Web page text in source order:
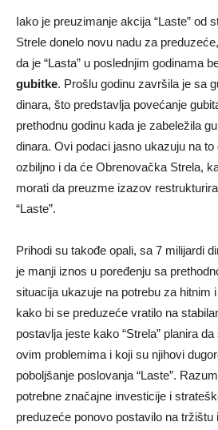
Iako je preuzimanje akcija “Laste” od
Strele donelo novu nadu za
da je “Lasta” u poslednjim godinama
gubitke. Prošlu godinu završila je sa
dinara, što predstavlja povećanje
prethodnu godinu kada je zabeležila
dinara. Ovi podaci jasno ukazuju na
ozbiljno i da će Obrenovačka Strela,
morati da preuzme izazov
“Laste”.
Prihodi su takođe opali, sa 7 milijardi
je manji iznos u poređenju sa
situacija ukazuje na potrebu za hitnim
kako bi se preduzeće vratilo na
postavlja jeste kako “Strela” planira
ovim problemima i koji su njihovi
poboljšanje poslovanja “Laste”.
potrebne značajne investicije i
preduzeće ponovo postavilo na tržištu